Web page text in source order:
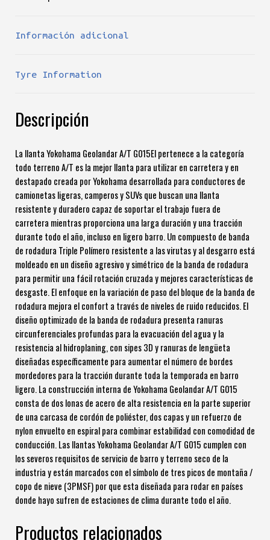
Información adicional
Tyre Information
Descripción
La llanta Yokohama Geolandar A/T G015El pertenece a la categoría
todo terreno A/T es la mejor llanta para utilizar en carretera y en
destapado creada por Yokohama desarrollada para conductores de
camionetas ligeras, camperos y SUVs que buscan una llanta
resistente y duradero capaz de soportar el trabajo fuera de
carretera mientras proporciona una larga duración y una tracción
durante todo el año, incluso en ligero barro. Un compuesto de banda
de rodadura Triple Polímero resistente a las virutas y al desgarro está
moldeado en un diseño agresivo y simétrico de la banda de rodadura
para permitir una fácil rotación cruzada y mejores características de
desgaste. El enfoque en la variación de paso del bloque de la banda de
rodadura mejora el confort a través de niveles de ruido reducidos. El
diseño optimizado de la banda de rodadura presenta ranuras
circunferenciales profundas para la evacuación del agua y la
resistencia al hidroplaning, con sipes 3D y ranuras de lengüeta
diseñadas específicamente para aumentar el número de bordes
mordedores para la tracción durante toda la temporada en barro
ligero. La construcción interna de Yokohama Geolandar A/T G015
consta de dos lonas de acero de alta resistencia en la parte superior
de una carcasa de cordón de poliéster, dos capas y un refuerzo de
nylon envuelto en espiral para combinar estabilidad con comodidad de
conducción. Las llantas Yokohama Geolandar A/T G015 cumplen con
los severos requisitos de servicio de barro y terreno seco de la
industria y están marcados con el símbolo de tres picos de montaña /
copo de nieve (3PMSF) por que esta diseñada para rodar en países
donde hayo sufren de estaciones de clima durante todo el año.
Productos relacionados